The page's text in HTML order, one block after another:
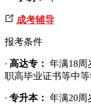
成考辅导
报考条件
· 高达专： 年满18周
职高毕业证书等中
· 专升本： 年满20周